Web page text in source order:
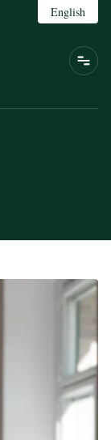
English